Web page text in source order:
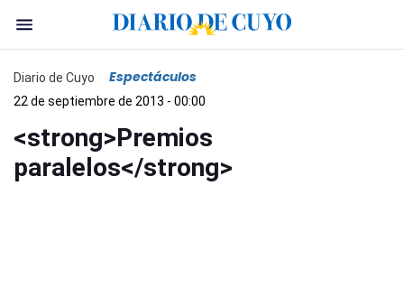
Diario de Cuyo Espectáculos
22 de septiembre de 2013 - 00:00
<strong>Premios
paralelos</strong>